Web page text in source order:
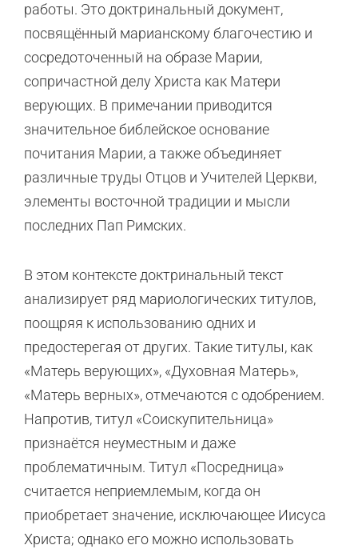
работы. Это доктринальный документ,
посвящённый марианскому благочестию и
сосредоточенный на образе Марии,
сопричастной делу Христа как Матери
верующих. В примечании приводится
значительное библейское основание
почитания Марии, а также объединяет
различные труды Отцов и Учителей Церкви,
элементы восточной традиции и мысли
последних Пап Римских.
В этом контексте доктринальный текст
анализирует ряд мариологических титулов,
поощряя к использованию одних и
предостерегая от других. Такие титулы, как
«Матерь верующих», «Духовная Матерь»,
«Матерь верных», отмечаются с одобрением.
Напротив, титул «Соискупительница»
признаётся неуместным и даже
проблематичным. Титул «Посредница»
считается неприемлемым, когда он
приобретает значение, исключающее Иисуса
Христа; однако его можно использовать